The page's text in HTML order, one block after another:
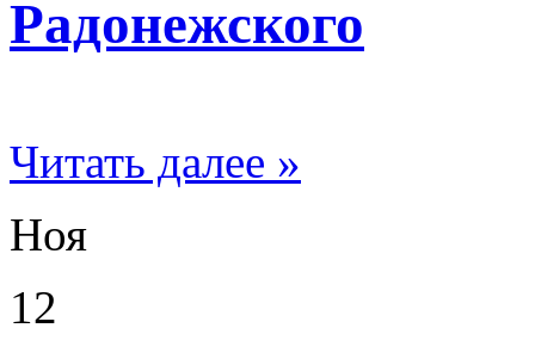
Радонежского
Читать далее »
Ноя
12